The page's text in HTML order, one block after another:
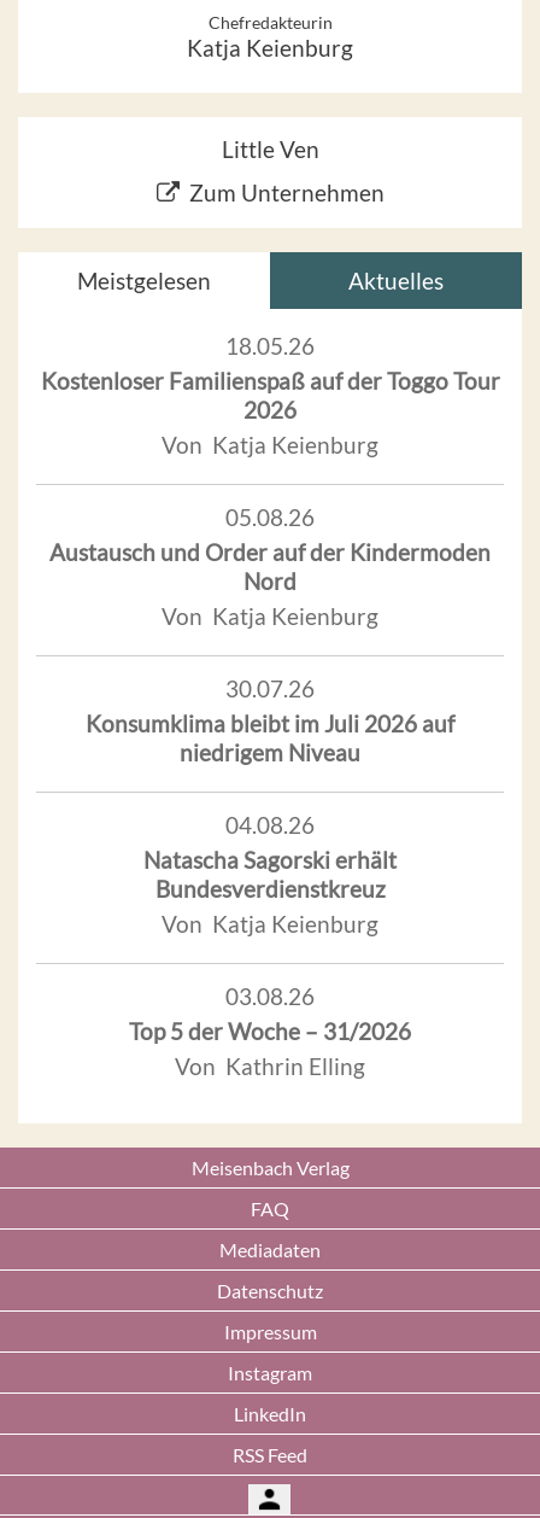
Chefredakteurin
Katja Keienburg
Little Ven
Zum Unternehmen
Meistgelesen Aktuelles
18.05.26
Kostenloser Familienspaß auf der Toggo Tour
2026
Von Katja Keienburg
05.08.26
Austausch und Order auf der Kindermoden
Nord
Von Katja Keienburg
30.07.26
Konsumklima bleibt im Juli 2026 auf
niedrigem Niveau
04.08.26
Natascha Sagorski erhält
Bundesverdienstkreuz
Von Katja Keienburg
03.08.26
Top 5 der Woche – 31/2026
Von Kathrin Elling
Meisenbach Verlag
FAQ
Mediadaten
Datenschutz
Impressum
Instagram
LinkedIn
RSS Feed